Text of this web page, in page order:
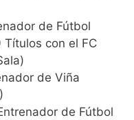
de Fútbol
Títulos con el FC
de Viña
de Fútbol